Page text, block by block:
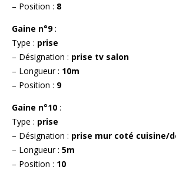
– Position : 8
Gaine n°9:
Type : prise
– Désignation : prise tv salon
– Longueur : 10m
– Position : 9
Gaine n°10 :
Type : prise
– Désignation : prise mur coté cuisine/
– Longueur : 5m
– Position : 10